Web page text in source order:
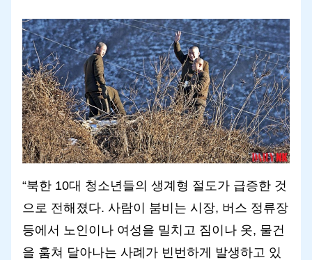
“북한 10대 청소년들의 생계형 절도가 급증한 것
으로 전해졌다. 사람이 붐비는 시장, 버스 정류장
등에서 노인이나 여성을 밀치고 짐이나 옷, 물건
을 훔쳐 달아나는 사례가 빈번하게 발생하고 있